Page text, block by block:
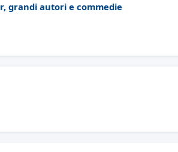
grandi autori e commedie